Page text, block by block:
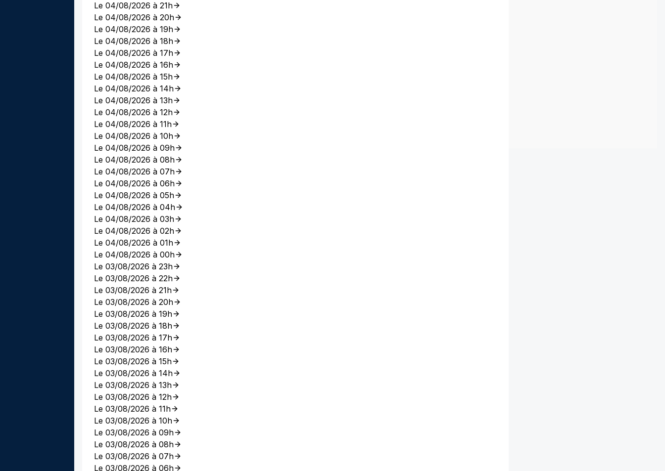
Le 04/08/2026 à 21h
Le 04/08/2026 à 20h
Le 04/08/2026 à 19h
Le 04/08/2026 à 18h
Le 04/08/2026 à 17h
Le 04/08/2026 à 16h
Le 04/08/2026 à 15h
Le 04/08/2026 à 14h
Le 04/08/2026 à 13h
Le 04/08/2026 à 12h
Le 04/08/2026 à 11h
Le 04/08/2026 à 10h
Le 04/08/2026 à 09h
Le 04/08/2026 à 08h
Le 04/08/2026 à 07h
Le 04/08/2026 à 06h
Le 04/08/2026 à 05h
Le 04/08/2026 à 04h
Le 04/08/2026 à 03h
Le 04/08/2026 à 02h
Le 04/08/2026 à 01h
Le 04/08/2026 à 00h
Le 03/08/2026 à 23h
Le 03/08/2026 à 22h
Le 03/08/2026 à 21h
Le 03/08/2026 à 20h
Le 03/08/2026 à 19h
Le 03/08/2026 à 18h
Le 03/08/2026 à 17h
Le 03/08/2026 à 16h
Le 03/08/2026 à 15h
Le 03/08/2026 à 14h
Le 03/08/2026 à 13h
Le 03/08/2026 à 12h
Le 03/08/2026 à 11h
Le 03/08/2026 à 10h
Le 03/08/2026 à 09h
Le 03/08/2026 à 08h
Le 03/08/2026 à 07h
Le 03/08/2026 à 06h